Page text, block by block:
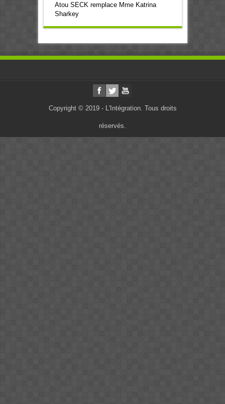
Atou SECK remplace Mme Katrina
Sharkey
Copyright © 2019 - L'Intégration. Tous droits
réservés.